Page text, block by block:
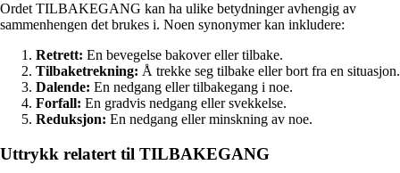
Ordet TILBAKEGANG kan ha ulike betydninger avhengig av
sammenhengen det brukes i. Noen synonymer kan inkludere:
Retrett: En bevegelse bakover eller tilbake.
Tilbaketrekning: Å trekke seg tilbake eller bort fra en situasjon.
Dalende: En nedgang eller tilbakegang i noe.
Forfall: En gradvis nedgang eller svekkelse.
Reduksjon: En nedgang eller minskning av noe.
Uttrykk relatert til TILBAKEGANG